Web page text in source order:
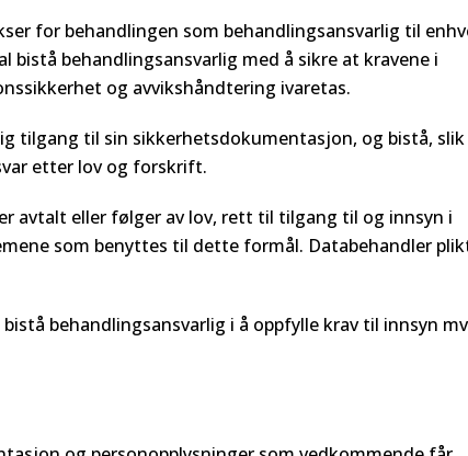
for behandlingen som behandlingsansvarlig til
bistå behandlingsansvarlig med å sikre at kravene i
og avvikshåndtering ivaretas.
tilgang til sin sikkerhetsdokumentasjon, og bistå,
etter lov og forskrift.
avtalt eller følger av lov, rett til tilgang til og innsyn i
som benyttes til dette formål. Databehandler
behandlingsansvarlig i å oppfylle krav til innsyn